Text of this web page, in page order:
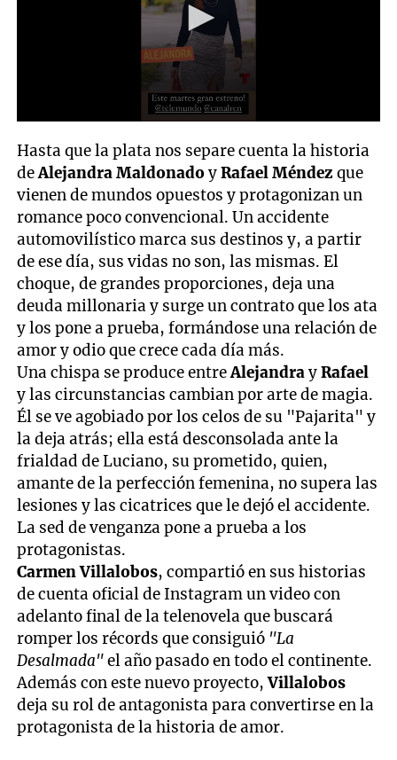
seconds
of
15
seconds
Hasta que la plata nos separe cuenta la historia
deAlejandra MaldonadoyRafael Méndez que
vienen de mundos opuestos y protagonizan un
romance poco convencional. Un accidente
automovilístico marca sus destinos y, a partir
de ese día, sus vidas no son, las mismas. El
choque, de grandes proporciones, deja una
deuda millonaria y surge un contrato que los ata
y los pone a prueba, formándose una relación de
amor y odio que crece cada día más.
Una chispa se produce entreAlejandrayRafael
y las circunstancias cambian por arte de magia.
Él se ve agobiado por los celos de su "Pajarita" y
la deja atrás; ella está desconsolada ante la
frialdad de Luciano, su prometido, quien,
amante de la perfección femenina, no supera las
lesiones y las cicatrices que le dejó el accidente.
La sed de venganza pone a prueba a los
protagonistas.
Carmen Villalobos, compartió en sus historias
de cuenta oficial de Instagram un video con
adelanto final de la telenovela que buscará
romper los récords que consiguió "La
Desalmada"el año pasado en todo el continente.
Además con este nuevo proyecto,Villalobos
deja su rol de antagonista para convertirse en la
protagonista de la historia de amor.